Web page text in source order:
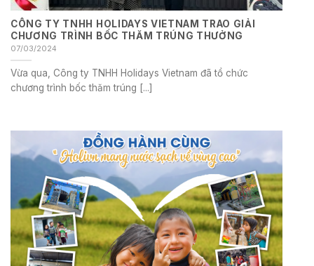
CÔNG TY TNHH HOLIDAYS VIETNAM TRAO GIẢI
CHƯƠNG TRÌNH BỐC THĂM TRÚNG THƯỞNG
07/03/2024
Vừa qua, Công ty TNHH Holidays Vietnam đã tổ chức
chương trình bốc thăm trúng [...]